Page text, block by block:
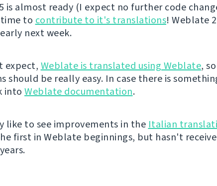
is almost ready (I expect no further code
to contribute to it's translations! Weblate
next week.
expect, Weblate is translated using Weblate,
should be really easy. In case there is
into Weblate documentation.
like to see improvements in the Italian
first in Weblate beginnings, but hasn't